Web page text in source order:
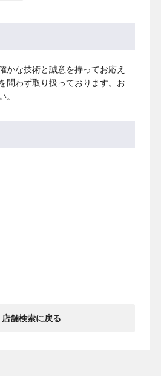
かな技術と誠意を持ってお応え
問わず取り扱っております。お
。
店舗検索に戻る